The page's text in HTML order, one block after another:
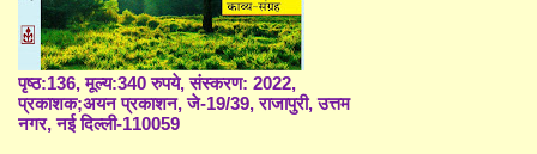
पृष्ठ:136, मूल्य:340 रुपये, संस्करण: 2022,
प्रकाशक;अयन प्रकाशन, जे-19/39, राजापुरी, उत्तम
नगर, नई दिल्ली-110059